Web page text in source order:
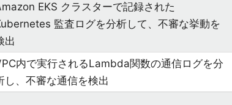
EKS クラスターで記録された
監査ログを分析して、不審な挙動を
出
内で実行されるLambda関数の通信ログを分
し、不審な通信を検出